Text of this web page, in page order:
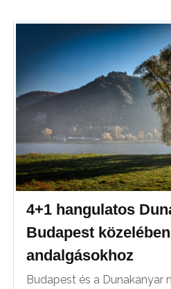
4+1 hangulatos
Budapest
andalgásokhoz
Budapest és a Dunakanyar